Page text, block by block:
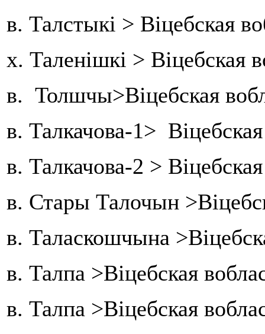
в. Талстыкі > Віцебская
х. Таленішкі > Віцебская
в. Толшчы>Віцебская
в. Талкачова-1>
в. Талкачова-2 >
в. Стары Талочын
в. Таласкошчына
в. Талпа >Віцебская
в. Талпа >Віцебская